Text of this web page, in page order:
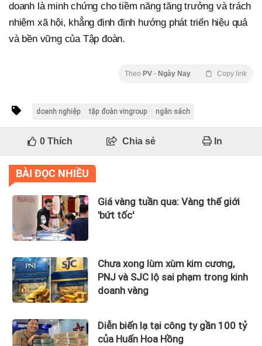
doanh là minh chứng cho tiềm năng tăng trưởng và trách
nhiệm xã hội, khẳng định định hướng phát triển hiệu quả
và bền vững của Tập đoàn.
Theo PV - Ngày Nay Copy link
doanh nghiệp tập đoàn vingroup ngân sách
0Thích Chia sẻ In
BÀI ĐỌC NHIỀU
Giá vàng tuần qua: Vàng thế giới
'bứt tốc'
Chưa xong lùm xùm kim cương,
PNJ và SJC lộ sai phạm trong kinh
doanh vàng
Diễn biến lạ tại công ty gần 100 tỷ
của Huấn Hoa Hồng